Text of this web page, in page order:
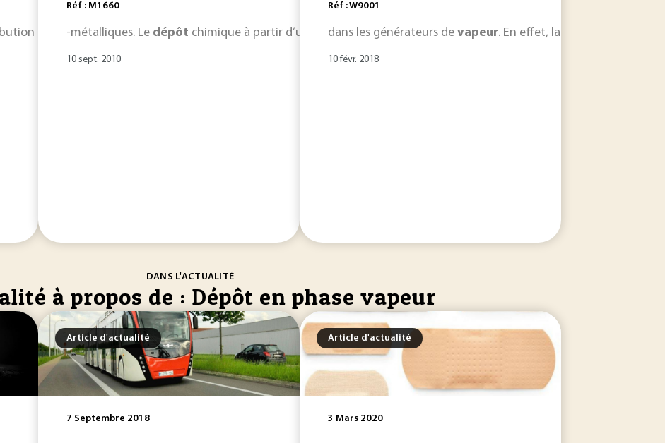
: le transport et le stockage enphasegazeuse pour une utilisation... enphasegazeuse ; le transport et le stockage en
Réf : M1660
-métalliques. Le dépôt chimique à partir d’une phase vapeurcontenant des organo-métalliques, plus
10 sept. 2010
Réf : W9001
dans les générateurs de vapeur. En effet, la formation de
10 févr. 2018
DANS L'ACTUALITÉ
à propos de : Dépôt en phase vapeur
Article d'actualité
7 Septembre 2018
Article d'actualité
3 Mars 2020